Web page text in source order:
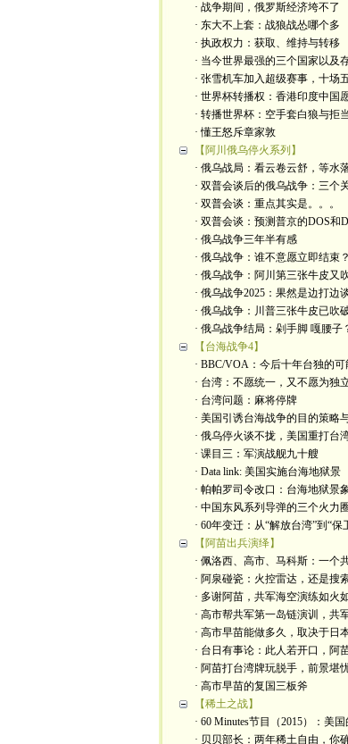
· 战争期间，俄罗斯经济垮不了
· 东大不上套：战狼战怂哪个多
· 执政权力：获取、维持与转移
· 当今世界最强的三个国家以及
· 张雪机车加入超级赛事，十场
· 世界杯转播权：香港印度中国
· 转播世界杯：空手套白狼与拒
· 懂王怒斥章家敦
【阿川俄乌停火系列】
· 俄乌战局：看云卷云舒，等水
· 双普会谈后的俄乌战争：三个
· 双普会谈：重点其实是。。。
· 双普会谈：预测普京的DOS和
· 俄乌战争三年半有感
· 俄乌战争：谁不意愿立即结束？
· 俄乌战争：阿川第三张牛皮又
· 俄乌战争2025：果然是边打边
· 俄乌战争：川普三张牛皮已吹
· 俄乌战争结局：剁手脚 嘎腰子
【台海战争4】
· BBC/VOA：今后十年台独的可
· 台湾：不愿统一，又不愿为独
· 台湾问题：麻将停牌
· 美国引诱台海战争的目的策略
· 俄乌停火谈不拢，美国重打台
· 课目三：军演战舰九十艘
· Data link: 美国实施台海地狱景
· 帕帕罗司令改口：台海地狱景
· 中国东风系列导弹的三个火力圈
· 60年变迁：从“解放台湾”到“保
【阿苗出兵演绎】
· 佩洛西、高市、马科斯：一个
· 阿泉碰瓷：火控雷达，还是搜
· 多谢阿苗，共军海空演练如火
· 高市帮共军第一岛链演训，共
· 高市早苗能做多久，取决于日
· 台日有事论：此人若开口，阿
· 阿苗打台湾牌玩脱手，前景堪
· 高市早苗的复国三板斧
【稀土之战】
· 60 Minutes节目（2015）：美国
· 贝贝部长：两年稀土自由，你